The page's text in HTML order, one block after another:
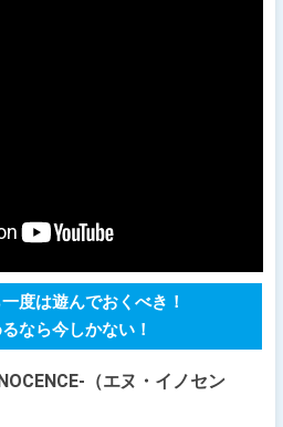
度は遊んでおくべき！
なら今しかない！
（エヌ・イノセン